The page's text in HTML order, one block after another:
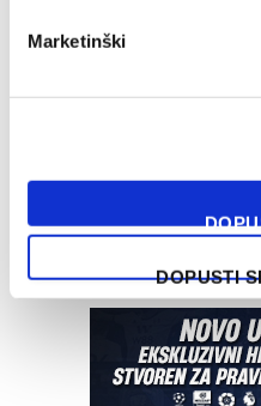
Marketinški
DOPUSTI